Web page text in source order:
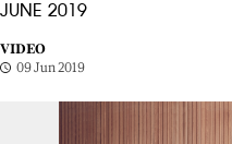
JUNE 2019
VIDEO
09 Jun 2019